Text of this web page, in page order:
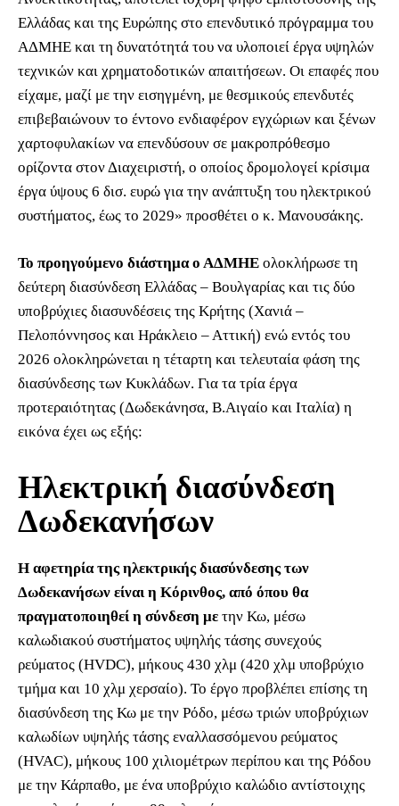
Ελλάδας και της Ευρώπης στο επενδυτικό πρόγραμμα του
ΑΔΜΗΕ και τη δυνατότητά του να υλοποιεί έργα υψηλών
τεχνικών και χρηματοδοτικών απαιτήσεων. Οι επαφές που
είχαμε, μαζί με την εισηγμένη, με θεσμικούς επενδυτές
επιβεβαιώνουν το έντονο ενδιαφέρον εγχώριων και ξένων
χαρτοφυλακίων να επενδύσουν σε μακροπρόθεσμο
ορίζοντα στον Διαχειριστή, ο οποίος δρομολογεί κρίσιμα
έργα ύψους 6 δισ. ευρώ για την ανάπτυξη του ηλεκτρικού
συστήματος, έως το 2029» προσθέτει ο κ. Μανουσάκης.
Το προηγούμενο διάστημα ο ΑΔΜΗΕ ολοκλήρωσε τη
δεύτερη διασύνδεση Ελλάδας – Βουλγαρίας και τις δύο
υποβρύχιες διασυνδέσεις της Κρήτης (Χανιά –
Πελοπόννησος και Ηράκλειο – Αττική) ενώ εντός του
2026 ολοκληρώνεται η τέταρτη και τελευταία φάση της
διασύνδεσης των Κυκλάδων. Για τα τρία έργα
προτεραιότητας (Δωδεκάνησα, Β.Αιγαίο και Ιταλία) η
εικόνα έχει ως εξής:
Ηλεκτρική διασύνδεση
Δωδεκανήσων
Η αφετηρία της ηλεκτρικής διασύνδεσης των
Δωδεκανήσων είναι η Κόρινθος, από όπου θα
πραγματοποιηθεί η σύνδεση με την Κω, μέσω
καλωδιακού συστήματος υψηλής τάσης συνεχούς
ρεύματος (HVDC), μήκους 430 χλμ (420 χλμ υποβρύχιο
τμήμα και 10 χλμ χερσαίο). Το έργο προβλέπει επίσης τη
διασύνδεση της Κω με την Ρόδο, μέσω τριών υποβρύχιων
καλωδίων υψηλής τάσης εναλλασσόμενου ρεύματος
(HVAC), μήκους 100 χιλιομέτρων περίπου και της Ρόδου
με την Κάρπαθο, με ένα υποβρύχιο καλώδιο αντίστοιχης